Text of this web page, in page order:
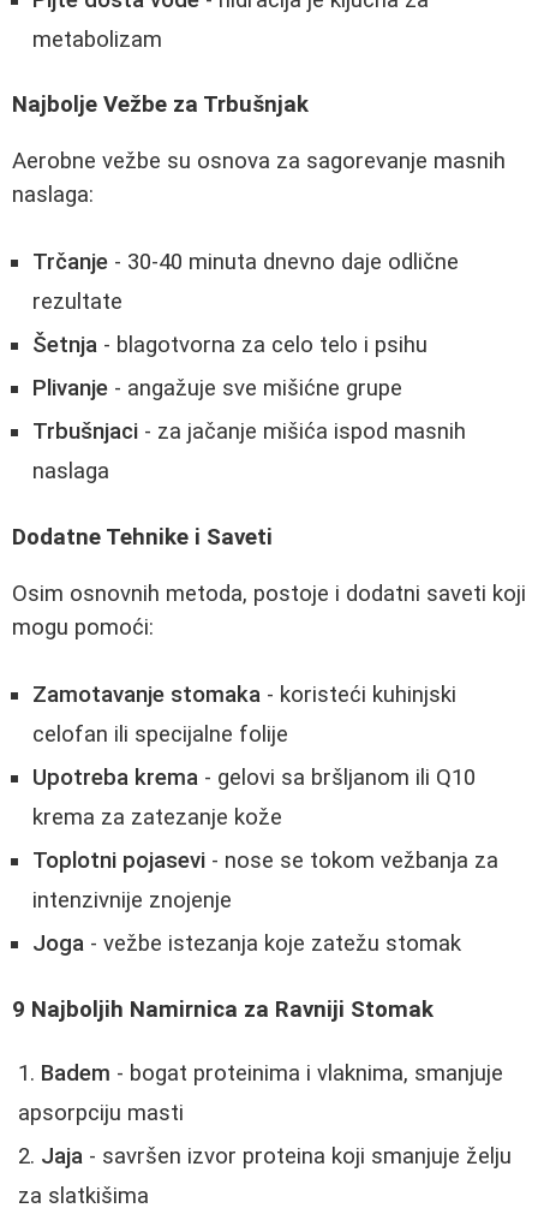
metabolizam
Najbolje Vežbe za Trbušnjak
Aerobne vežbe su osnova za sagorevanje masnih
naslaga:
Trčanje - 30-40 minuta dnevno daje odlične
rezultate
Šetnja - blagotvorna za celo telo i psihu
Plivanje - angažuje sve mišićne grupe
Trbušnjaci - za jačanje mišića ispod masnih
naslaga
Dodatne Tehnike i Saveti
Osim osnovnih metoda, postoje i dodatni saveti koji
mogu pomoći:
Zamotavanje stomaka - koristeći kuhinjski
celofan ili specijalne folije
Upotreba krema - gelovi sa bršljanom ili Q10
krema za zatezanje kože
Toplotni pojasevi - nose se tokom vežbanja za
intenzivnije znojenje
Joga - vežbe istezanja koje zatežu stomak
9 Najboljih Namirnica za Ravniji Stomak
Badem - bogat proteinima i vlaknima, smanjuje
apsorpciju masti
Jaja - savršen izvor proteina koji smanjuje želju
za slatkišima